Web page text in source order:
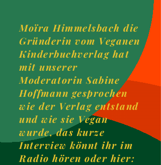
Moïra Himmelsbach die
Gründerin vom Veganen
Kinderbuchverlag hat
mit unserer
Moderatorin Sabine
Hoffmann gesprochen
wie der Verlag entstand
und wie sie Vegan
wurde, das kurze
Interview könnt ihr im
Radio hören oder hier: